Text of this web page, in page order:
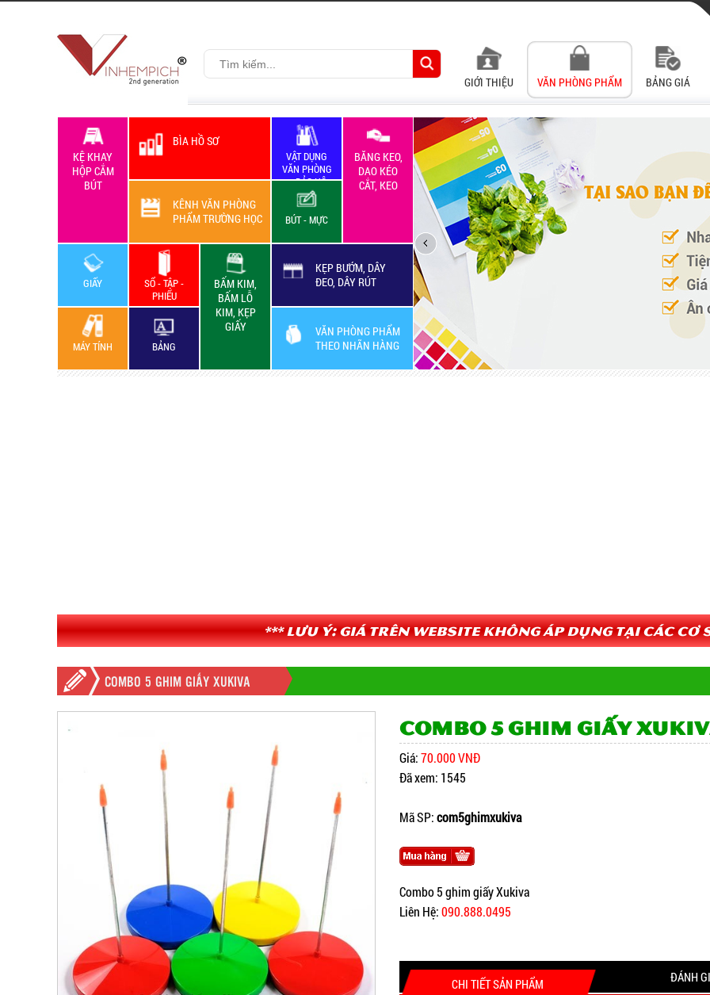
GIỚI THIỆU VĂN PHÒNG PHẨM BẢNG GIÁ
KỆ KHAY
HỘP CẮM
BÚT
BÌA HỒ SƠ
VẬT DỤNG
VĂN PHÒNG
+ BẢO HỘ
LAO ĐỘNG
BĂNG KEO,
DAO KÉO
CẮT, KEO
KÊNH VĂN PHÒNG
PHẨM TRƯỜNG HỌC
BÚT - MỰC
GIẤY
SỔ - TẬP -
PHIẾU
BẤM KIM,
BẤM LỖ
KIM, KẸP
GIẤY
KẸP BƯỚM, DÂY
ĐEO, DÂY RÚT
VĂN PHÒNG PHẨM
THEO NHÃN HÀNG
MÁY TÍNH BẢNG
*** Lưu ý: Giá trên website không áp dụng tại các cơ
COMBO 5 GHIM GIẤY XUKIVA
Combo 5 ghim giấy
Giá:70.000 VNĐ
Đã xem: 1545
Mã SP:com5ghimxukiva
Combo 5 ghim giấy Xukiva
Liên Hệ:090.888.0495
CHI TIẾT SẢN PHẨM ĐÁNH